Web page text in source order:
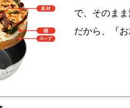
で、そのま
だから、『お